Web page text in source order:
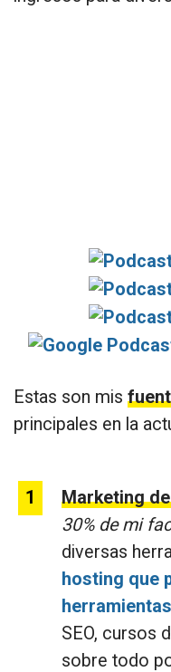
Estas son mis
principales en la
Marketing
30% de mi
diversas
hosting que
SEO, cursos
sobre todo